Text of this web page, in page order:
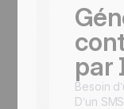
par
Besoin
D’un